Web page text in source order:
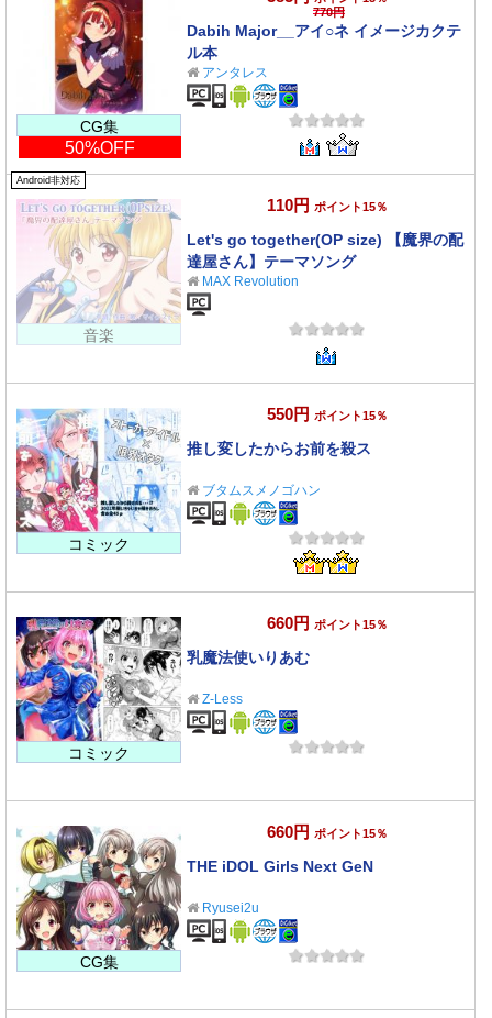
CG集
50%OFF
770円
Dabih Major__アイ○ネ イメージカクテ
ル本
アンタレス
Android非対応
音楽
110円 ポイント15％
Let's go together(OP size) 【魔界の配
達屋さん】テーマソング
MAX Revolution
コミック
550円 ポイント15％
推し変したからお前を殺ス
ブタムスメノゴハン
コミック
660円 ポイント15％
乳魔法使いりあむ
Z-Less
CG集
660円 ポイント15％
THE iDOL Girls Next GeN
Ryusei2u